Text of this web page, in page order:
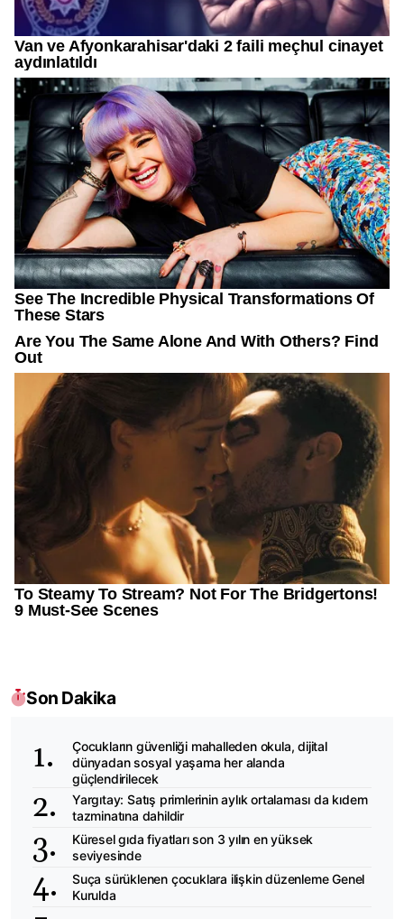
Son Dakika
Çocukların güvenliği mahalleden okula, dijital
dünyadan sosyal yaşama her alanda
güçlendirilecek
Yargıtay: Satış primlerinin aylık ortalaması da kıdem
tazminatına dahildir
Küresel gıda fiyatları son 3 yılın en yüksek
seviyesinde
Suça sürüklenen çocuklara ilişkin düzenleme Genel
Kurulda